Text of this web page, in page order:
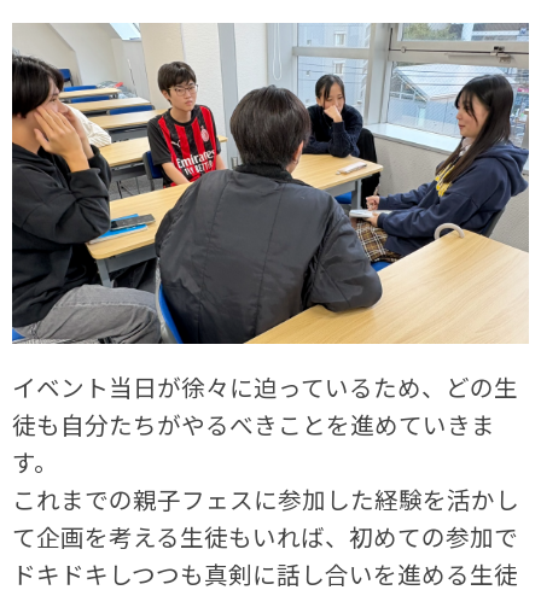
イベント当日が徐々に迫っているため、どの生
徒も自分たちがやるべきことを進めていきま
す。
これまでの親子フェスに参加した経験を活かし
て企画を考える生徒もいれば、初めての参加で
ドキドキしつつも真剣に話し合いを進める生徒